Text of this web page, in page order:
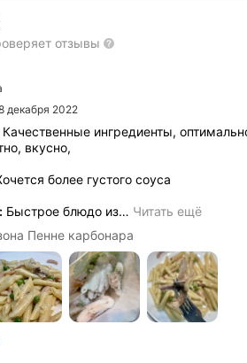
отзывы
декабря 2022
Качественные ингредиенты,
вкусно,
более густого соуса
Быстрое блюдо из… Читать ещё
Пенне карбонара